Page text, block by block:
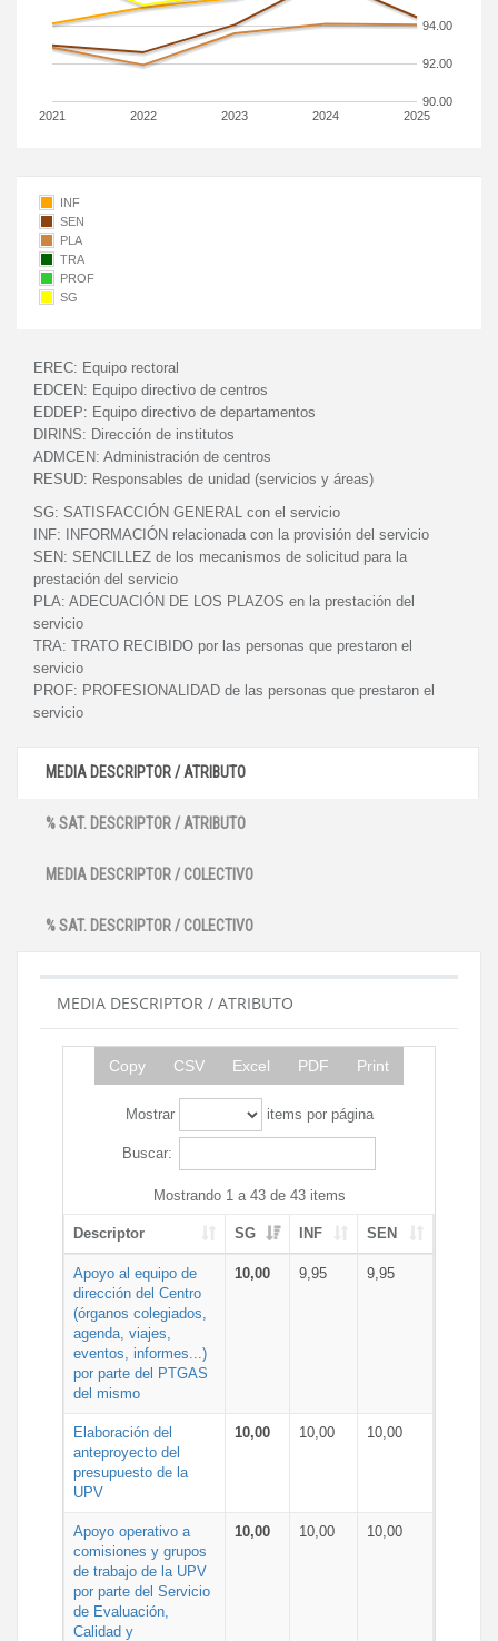
2021 2022 2023 2024 2025
90.00
92.00
94.00
INF
SEN
PLA
TRA
PROF
SG
EREC: Equipo rectoral
EDCEN: Equipo directivo de centros
EDDEP: Equipo directivo de departamentos
DIRINS: Dirección de institutos
ADMCEN: Administración de centros
RESUD: Responsables de unidad (servicios y áreas)
SG: SATISFACCIÓN GENERAL con el servicio
INF:
INFORMACIÓN relacionada con la provisión del servicio
SEN: SENCILLEZ de los mecanismos de solicitud para la
prestación del servicio
PLA: ADECUACIÓN DE LOS PLAZOS en la prestación del
servicio
TRA: TRATO RECIBIDO por las personas que prestaron el
servicio
PROF: PROFESIONALIDAD de las personas que prestaron el
servicio
MEDIA DESCRIPTOR / ATRIBUTO
% SAT. DESCRIPTOR / ATRIBUTO
MEDIA DESCRIPTOR / COLECTIVO
% SAT. DESCRIPTOR / COLECTIVO
MEDIA DESCRIPTOR / ATRIBUTO
Copy CSV Excel PDF Print
Mostrar items por página
Buscar:
Mostrando 1 a 43 de 43 items
Descriptor SG INF SEN
Apoyo al equipo de
dirección del Centro
(órganos colegiados,
agenda, viajes,
eventos, informes...)
por parte del PTGAS
del mismo
10,00 9,95 9,95
Elaboración del
anteproyecto del
presupuesto de la
UPV
10,00 10,00 10,00
Apoyo operativo a
comisiones y grupos
de trabajo de la UPV
por parte del Servicio
de Evaluación,
Calidad y
10,00 10,00 10,00